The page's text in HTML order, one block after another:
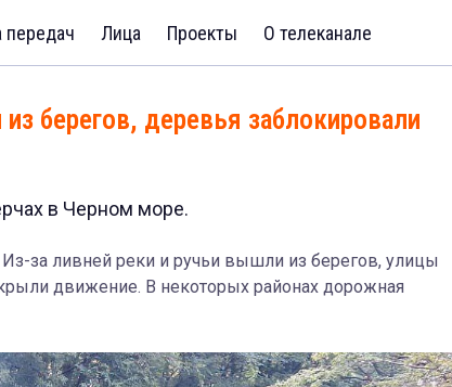
передач Лица Проекты О телеканале
берегов, деревья заблокировали
в Черном море.
за ливней реки и ручьи вышли из берегов, улицы
движение. В некоторых районах дорожная